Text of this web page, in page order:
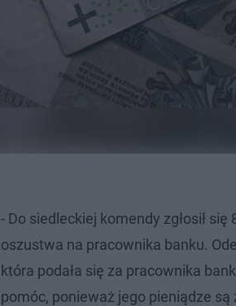
- Do siedleckiej komendy zgłosił się
oszustwa na pracownika banku.
która podała się za pracownika
pomóc, ponieważ jego pieniądze